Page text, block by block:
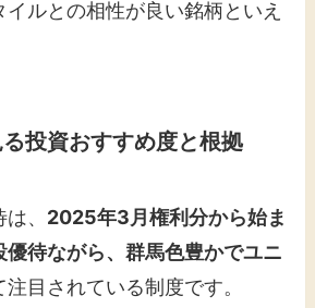
ルとの相性が良い銘柄といえ
投資おすすめ度と根拠
、 2025年3月権利分から始ま
優待ながら、群馬色豊かでユニ
注目されている制度です。